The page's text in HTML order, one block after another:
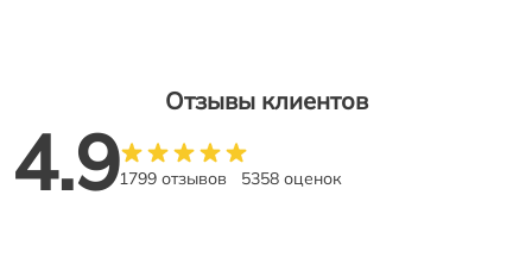
Отзывы клиентов
4.91799 отзывов 5358 оценок